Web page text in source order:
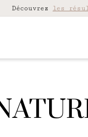
Découvrez les